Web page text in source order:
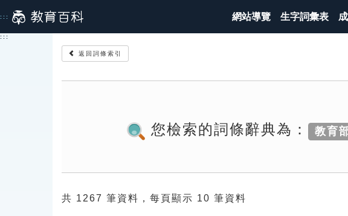
到
主
::: 網站導覽 生字詞彙表
:::
返回詞條索引
您檢索的詞條辭典為： 教育
共 1267 筆資料，每頁顯示 10 筆資料